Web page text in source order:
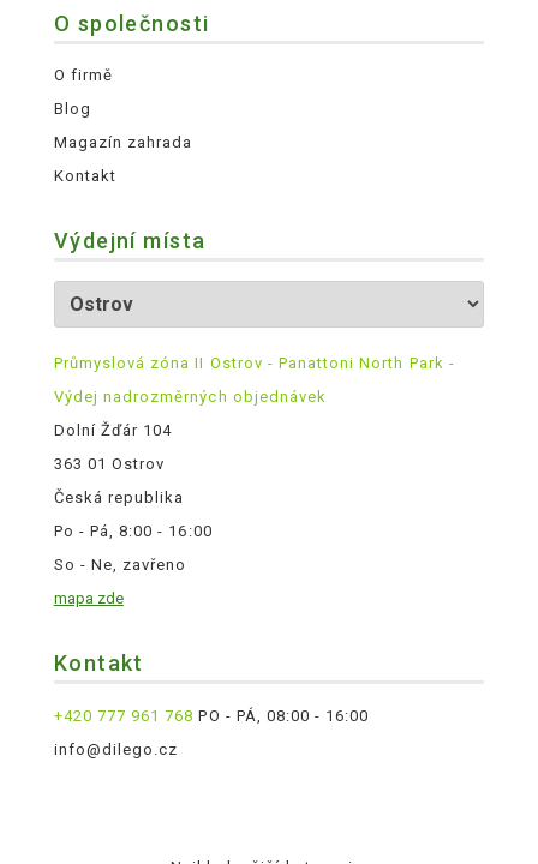
O společnosti
O firmě
Blog
Magazín zahrada
Kontakt
Výdejní místa
Průmyslová zóna II Ostrov - Panattoni North Park -
Výdej nadrozměrných objednávek
Dolní Žďár 104
363 01 Ostrov
Česká republika
Po - Pá, 8:00 - 16:00
So - Ne, zavřeno
mapa zde
Kontakt
+420 777 961 768 PO - PÁ, 08:00 - 16:00
info@dilego.cz